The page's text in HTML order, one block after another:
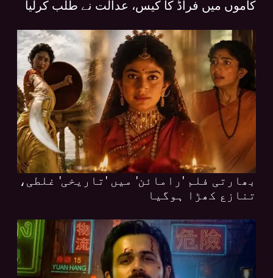
کاموں میں فراڈ کا کیس، عدالت نے طلب کرلیا
بھارتی فلم 'رامائن' میں 'تاریخی' غلطی،
تنازع کھڑا ہوگیا